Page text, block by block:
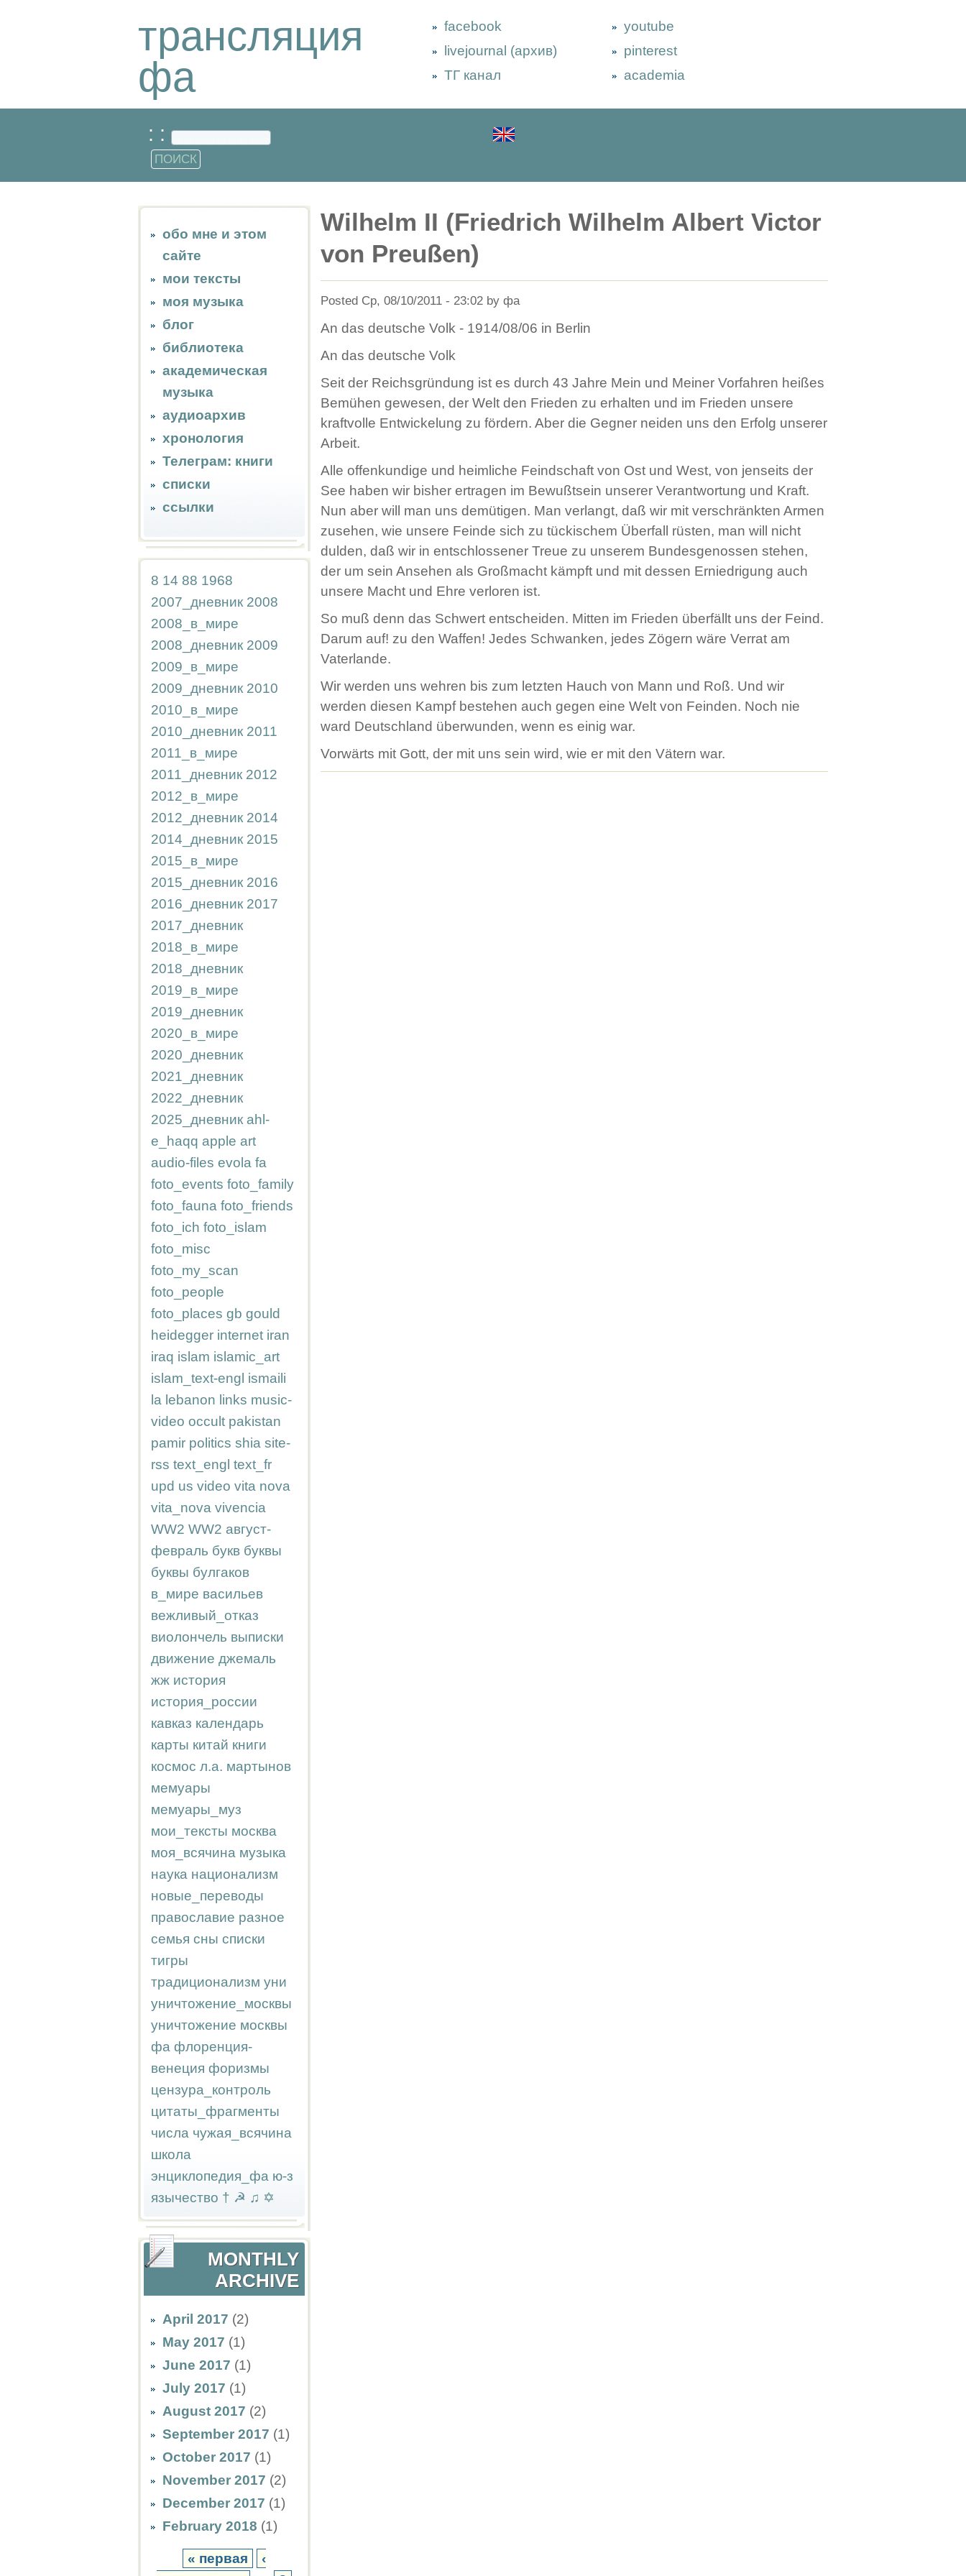
трансляция
фа
facebook
livejournal (архив)
ТГ канал
youtube
pinterest
academia
: :
обо мне и этом
сайте
мои тексты
моя музыка
блог
библиотека
академическая
музыка
аудиоархив
хронология
Телеграм: книги
списки
ссылки
8 14 88 1968
2007_дневник 2008
2008_в_мире
2008_дневник 2009
2009_в_мире
2009_дневник 2010
2010_в_мире
2010_дневник 2011
2011_в_мире
2011_дневник 2012
2012_в_мире
2012_дневник 2014
2014_дневник 2015
2015_в_мире
2015_дневник 2016
2016_дневник 2017
2017_дневник
2018_в_мире
2018_дневник
2019_в_мире
2019_дневник
2020_в_мире
2020_дневник
2021_дневник
2022_дневник
2025_дневник ahl-
e_haqq apple art
audio-files evola fa
foto_events foto_family
foto_fauna foto_friends
foto_ich foto_islam
foto_misc
foto_my_scan
foto_people
foto_places gb gould
heidegger internet iran
iraq islam islamic_art
islam_text-engl ismaili
la lebanon links music-
video occult pakistan
pamir politics shia site-
rss text_engl text_fr
upd us video vita nova
vita_nova vivencia
WW2 WW2 август-
февраль букв буквы
буквы булгаков
в_мире васильев
вежливый_отказ
виолончель выписки
движение джемаль
жж история
история_россии
кавказ календарь
карты китай книги
космос л.а. мартынов
мемуары
мемуары_муз
мои_тексты москва
моя_всячина музыка
наука национализм
новые_переводы
православие разное
семья сны списки
тигры
традиционализм уни
уничтожение_москвы
уничтожение москвы
фа флоренция-
венеция форизмы
цензура_контроль
цитаты_фрагменты
числа чужая_всячина
школа
энциклопедия_фа ю-з
язычество † ☭ ♫ ✡
MONTHLY
ARCHIVE
April 2017 (2)
May 2017 (1)
June 2017 (1)
July 2017 (1)
August 2017 (2)
September 2017 (1)
October 2017 (1)
November 2017 (2)
December 2017 (1)
February 2018 (1)
« первая
‹
Wilhelm II (Friedrich Wilhelm Albert Victor
von Preußen)
Posted Ср, 08/10/2011 - 23:02 by фа
An das deutsche Volk - 1914/08/06 in Berlin
An das deutsche Volk
Seit der Reichsgründung ist es durch 43 Jahre Mein und Meiner Vorfahren heißes
Bemühen gewesen, der Welt den Frieden zu erhalten und im Frieden unsere
kraftvolle Entwickelung zu fördern. Aber die Gegner neiden uns den Erfolg unserer
Arbeit.
Alle offenkundige und heimliche Feindschaft von Ost und West, von jenseits der
See haben wir bisher ertragen im Bewußtsein unserer Verantwortung und Kraft.
Nun aber will man uns demütigen. Man verlangt, daß wir mit verschränkten Armen
zusehen, wie unsere Feinde sich zu tückischem Überfall rüsten, man will nicht
dulden, daß wir in entschlossener Treue zu unserem Bundesgenossen stehen,
der um sein Ansehen als Großmacht kämpft und mit dessen Erniedrigung auch
unsere Macht und Ehre verloren ist.
So muß denn das Schwert entscheiden. Mitten im Frieden überfällt uns der Feind.
Darum auf! zu den Waffen! Jedes Schwanken, jedes Zögern wäre Verrat am
Vaterlande.
Wir werden uns wehren bis zum letzten Hauch von Mann und Roß. Und wir
werden diesen Kampf bestehen auch gegen eine Welt von Feinden. Noch nie
ward Deutschland überwunden, wenn es einig war.
Vorwärts mit Gott, der mit uns sein wird, wie er mit den Vätern war.